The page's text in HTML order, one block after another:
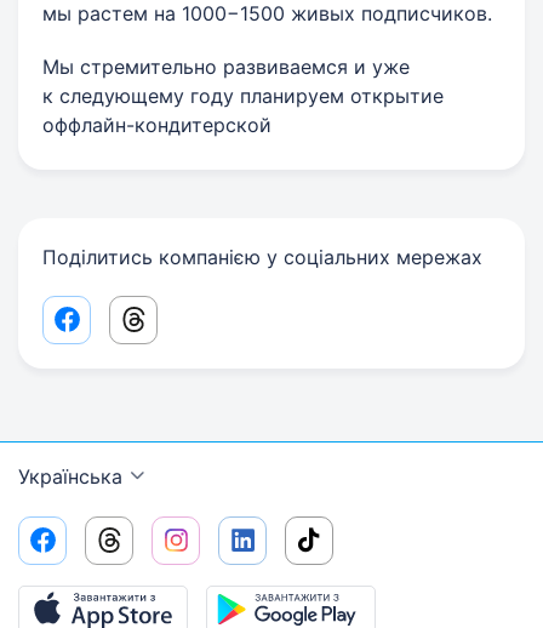
мы растем на 1000−1500 живых подписчиков.
Мы стремительно развиваемся и уже
к следующему году планируем открытие
оффлайн-кондитерской
Поділитись компанією у соціальних мережах
Facebook share link
Threads share link
Українська